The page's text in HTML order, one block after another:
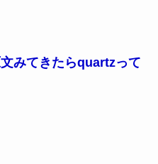
みてきたらquartzって